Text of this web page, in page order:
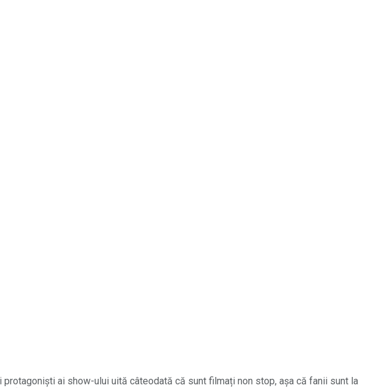
ai show-ului uită câteodată că sunt filmați non stop, așa că fanii sunt la